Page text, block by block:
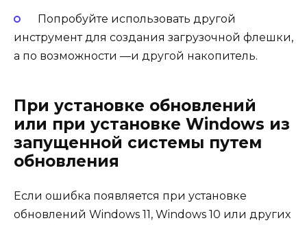
Попробуйте использовать другой
инструмент для создания загрузочной флешки,
а по возможности —и другой накопитель.
При установке обновлений
или при установке Windows из
запущенной системы путем
обновления
Если ошибка появляется при установке
обновлений Windows 11, Windows 10 или других